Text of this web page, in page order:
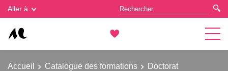
Aller à
Accueil Catalogue des formations
Doctorat
Gestion des cookies